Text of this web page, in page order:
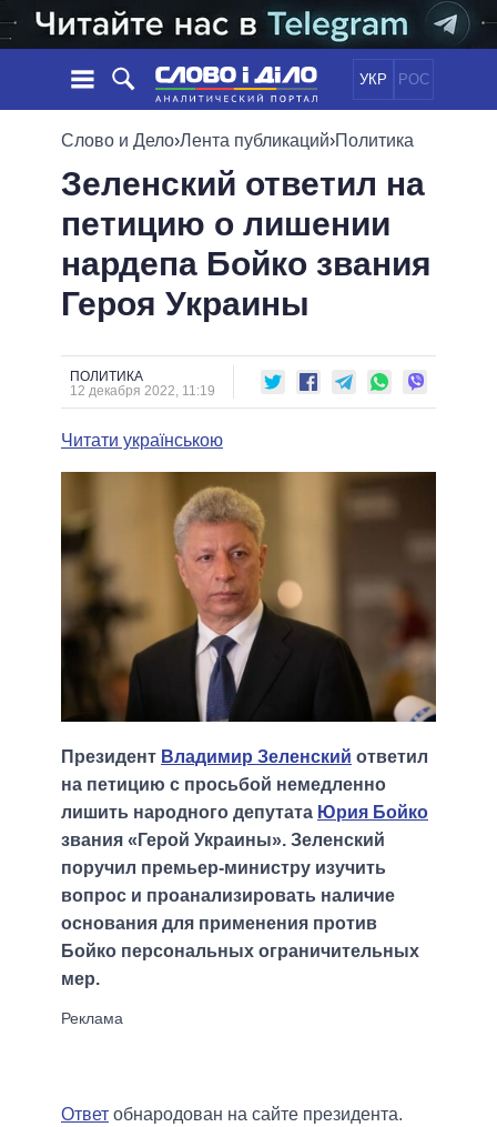
УКР РОС
НОВОСТИ
ЛЕНТА
СОБЫТИЯ
СТАТЬИ
МНЕНИЯ
ОБЗОРЫ
ДАЙДЖЕСТЫ
ПОЛИТИКА
ЭКОНОМИКА
ОБЩЕСТВО
ОБЕЩАНИЯ
ПОЛИТИКИ
ВСЕ ПОЛИТИКИ
ПРЕЗИДЕНТ И ОФИС
ВЕРХОВНАЯ РАДА
КАБИНЕТ МИНИСТРОВ
МЭРЫ
ПОДДЕРЖАТЬ
СРАВНЕНИЕ ПОЛИТИКОВ
Слово и Дело›Лента публикаций›Политика
Зеленский ответил на
петицию о лишении
нардепа Бойко звания
Героя Украины
ПОЛИТИКА
12 декабря 2022, 11:19
Читати українською
Президент Владимир Зеленский ответил
на петицию с просьбой немедленно
лишить народного депутата Юрия Бойко
звания «Герой Украины». Зеленский
поручил премьер-министру изучить
вопрос и проанализировать наличие
основания для применения против
Бойко персональных ограничительных
мер.
Ответ обнародован на сайте президента.